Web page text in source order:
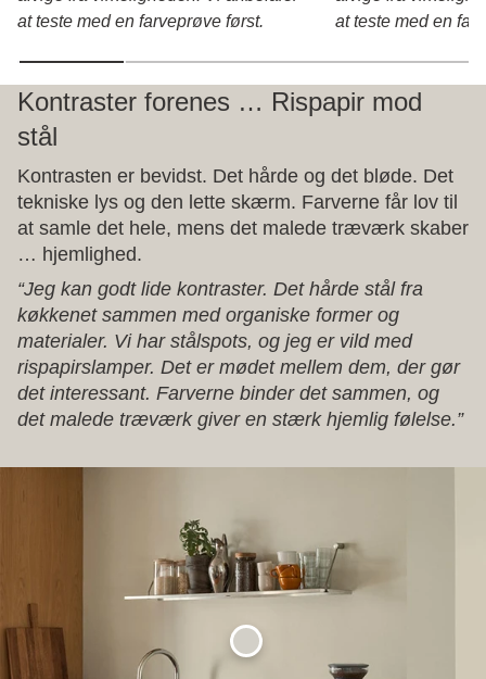
at teste med en farveprøve først.
at teste med en
Kontraster forenes … Rispapir mod
stål
Kontrasten er bevidst. Det hårde og det bløde. Det
tekniske lys og den lette skærm. Farverne får lov til
at samle det hele, mens det malede træværk skaber
… hjemlighed.
“Jeg kan godt lide kontraster. Det hårde stål fra
køkkenet sammen med organiske former og
materialer. Vi har stålspots, og jeg er vild med
rispapirslamper. Det er mødet mellem dem, der gør
det interessant. Farverne binder det sammen, og
det malede træværk giver en stærk hjemlig følelse.”